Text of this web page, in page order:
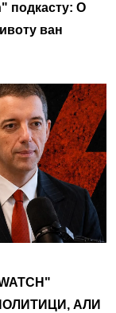
подкасту: О
ван
АЛИ